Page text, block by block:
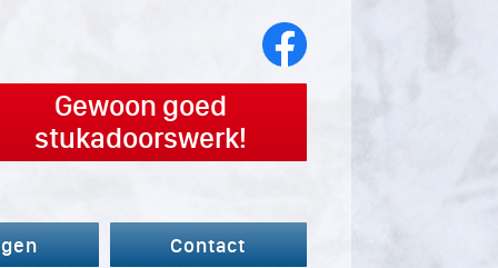
Gewoon goed
stukadoorswerk!
Contact